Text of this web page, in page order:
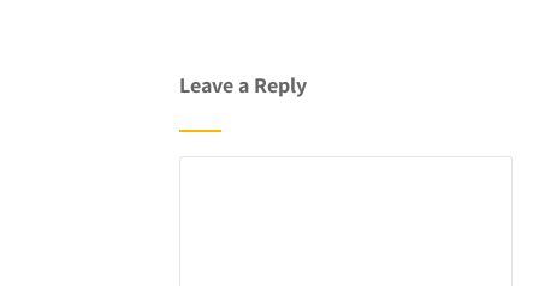
Leave a Reply